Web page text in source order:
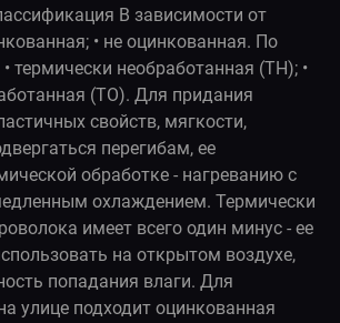
В зависимости от
• не оцинкованная. По
термически необработанная (ТН); •
(ТО). Для придания
свойств, мягкости,
перегибам, ее
обработке - нагреванию с
охлаждением. Термически
имеет всего один минус - ее
на открытом воздухе,
попадания влаги. Для
улице подходит оцинкованная